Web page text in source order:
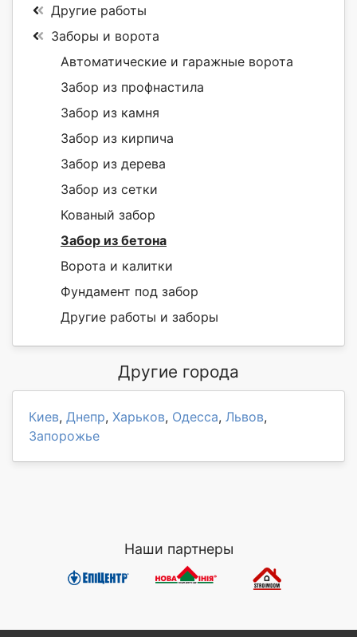
Другие работы
Заборы и ворота
Автоматические и гаражные ворота
Забор из профнастила
Забор из камня
Забор из кирпича
Забор из дерева
Забор из сетки
Кованый забор
Забор из бетона
Ворота и калитки
Фундамент под забор
Другие работы и заборы
Другие города
Киев, Днепр, Харьков, Одесса, Львов,
Запорожье
Наши партнеры